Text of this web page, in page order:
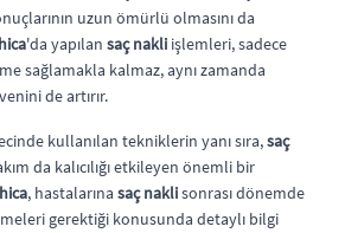
uzun ömürlü olmasını da
'da yapılan saç nakli işlemleri, sadece
sağlamakla kalmaz, aynı zamanda
de artırır.
kullanılan tekniklerin yanı sıra,saç
da kalıcılığı etkileyen önemli bir
, hastalarına saç naklisonrası dönemde
gerektiği konusunda detaylı bilgi